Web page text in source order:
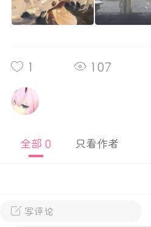
隐藏
写评论
1 107
全部 0 只看作者